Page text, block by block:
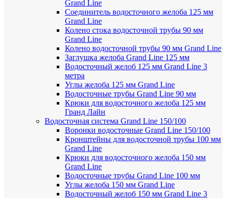
Grand Line
Соединитель водосточного желоба 125 мм
Grand Line
Колено стока водосточной трубы 90 мм
Grand Line
Колено водосточной трубы 90 мм Grand Line
Заглушка желоба Grand Line 125 мм
Водосточный желоб 125 мм Grand Line 3
метра
Углы желоба 125 мм Grand Line
Водосточные трубы Grand Line 90 мм
Крюки для водосточного желоба 125 мм
Гранд Лайн
Водосточная система Grand Line 150/100
Воронки водосточные Grand Line 150/100
Кронштейны для водосточной трубы 100 мм
Grand Line
Крюки для водосточного желоба 150 мм
Grand Line
Водосточные трубы Grand Line 100 мм
Углы желоба 150 мм Grand Line
Водосточный желоб 150 мм Grand Line 3